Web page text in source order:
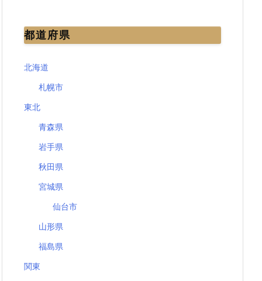
都道府県
北海道
札幌市
東北
青森県
岩手県
秋田県
宮城県
仙台市
山形県
福島県
関東